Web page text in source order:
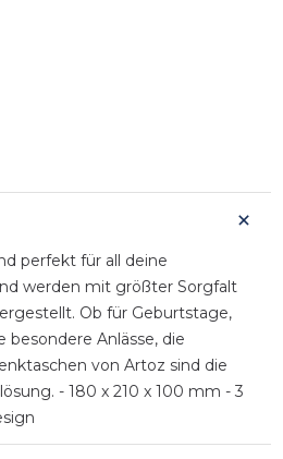
perfekt für all deine
werden mit größter Sorgfalt
Ob für Geburtstage,
besondere Anlässe, die
von Artoz sind die
- 180 x 210 x 100 mm - 3